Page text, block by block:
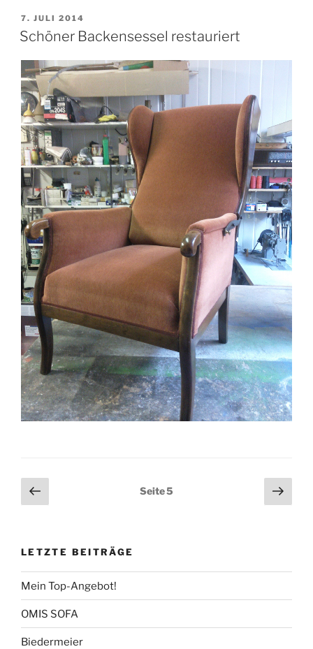
VERÖFFENTLICHT
AM
7. JULI 2014
Schöner Backensessel restauriert
Seitennummerierung
der
Vorherige
Seite
Seite5
LETZTE BEITRÄGE
Mein Top-Angebot!
OMIS SOFA
Biedermeier